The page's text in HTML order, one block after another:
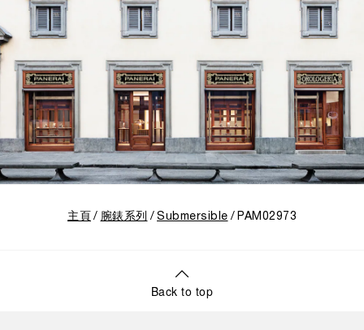
主頁 腕錶系列 Submersible PAM02973
Back to top